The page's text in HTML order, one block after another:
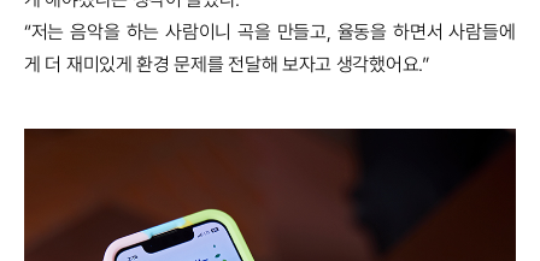
“저는 음악을 하는 사람이니 곡을 만들고, 율동을 하면서 사람들에
게 더 재미있게 환경 문제를 전달해 보자고 생각했어요.”